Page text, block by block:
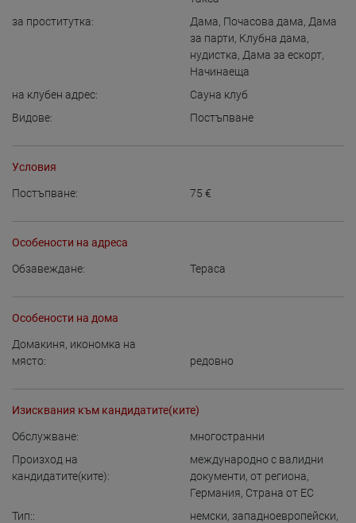
за проститутка:
Дама, Почасова дама, Дама
за парти, Клубна дама,
нудистка, Дама за ескорт,
Начинаеща
на клубен адрес:
Сауна клуб
Видове:
Постъпване
Условия
Постъпване: 75 €
Особености на адреса
Обзавеждане: Тераса
Особености на дома
Домакиня, икономка на
място:
редовно
Изисквания към кандидатите(ките)
Обслужване:
многостранни
Произход на
кандидатите(ките):
международно с валидни
документи, от региона,
Германия, Страна от ЕС
Тип::
немски, западноевропейски,